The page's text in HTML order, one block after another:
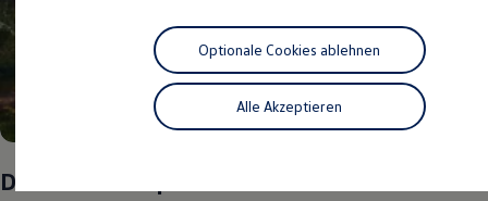
Ladezeitensimulator
Ladelösungen für Privatkunden
Ladelösungen für Gewerbekunden
Wallbox und Ladekabel
Bidirektionales Laden
Förderung & Kosten der Elektrofahrzeuge
Kostensimulator
Das Sommer-Special
Alle Akzeptieren
Optionale Cookies ablehnen